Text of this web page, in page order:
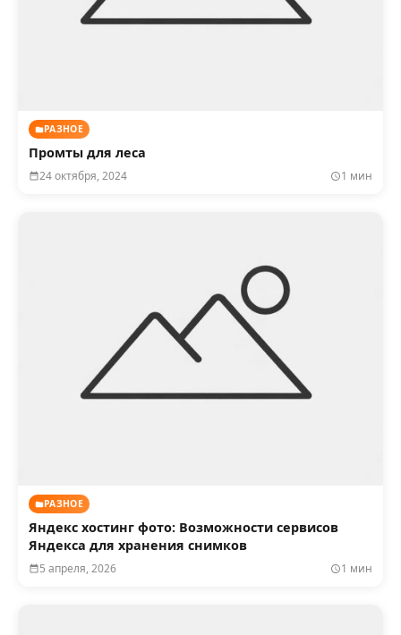
РАЗНОЕ
Промты для леса
24 октября, 2024 1 мин
РАЗНОЕ
Яндекс хостинг фото: Возможности сервисов
Яндекса для хранения снимков
5 апреля, 2026 1 мин